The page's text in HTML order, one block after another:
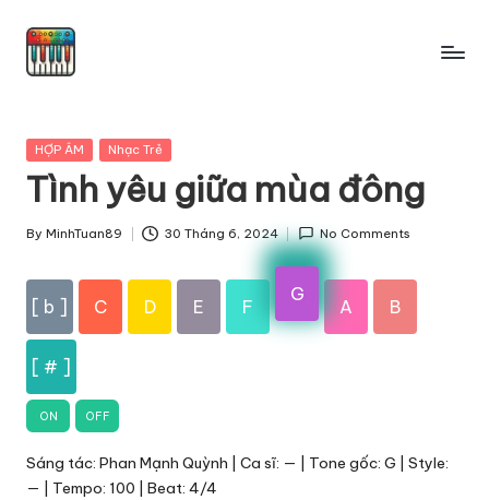
Skip
Posted
HỢP ÂM Nhạc Trẻ
Tình yêu giữa mùa đông
Posted
By MinhTuan89 30 Tháng 6, 2024 No Comments
[ b ] C D E F
G
A B
[ # ]
ON OFF
Sáng tác: Phan Mạnh Quỳnh | Ca sĩ: — | Tone gốc: G | Style:
— | Tempo: 100 | Beat: 4/4